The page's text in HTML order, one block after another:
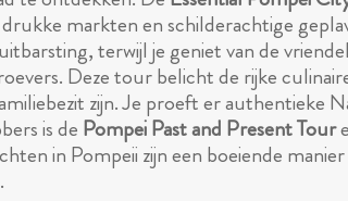
markten en schilderachtige
terwijl je geniet van de
Deze tour belicht de rijke
zijn. Je proeft er authentieke
is de Pompei Past and Present Tour
in Pompeii zijn een boeiende